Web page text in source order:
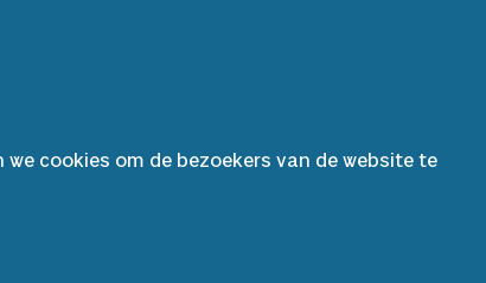
cookies om de bezoekers van de website te